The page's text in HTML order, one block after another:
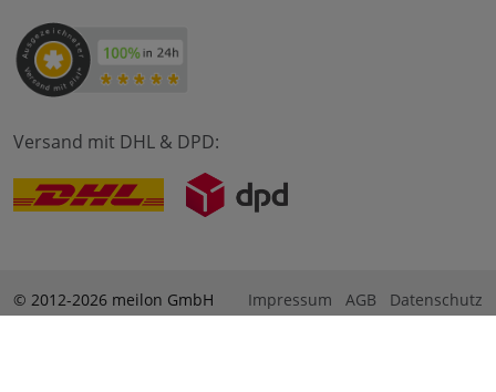
Versand mit DHL & DPD:
© 2012-2026 meilon GmbH Impressum AGB Datenschutz